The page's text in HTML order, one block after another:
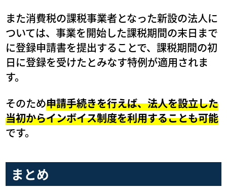
また消費税の課税事業者となった新設の法人に
ついては、事業を開始した課税期間の末日まで
に登録申請書を提出することで、課税期間の初
日に登録を受けたとみなす特例が適用されま
す。
そのため申請手続きを行えば、法人を設立した
当初からインボイス制度を利用することも可能
です。
まとめ